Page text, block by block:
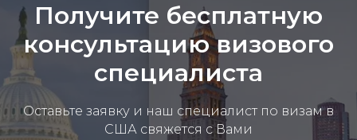
Получите бесплатную
консультацию визового
специалиста
Оставьте заявку и наш специалист по визам в
США свяжется с Вами